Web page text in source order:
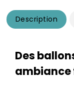
Description
Des
ambiance